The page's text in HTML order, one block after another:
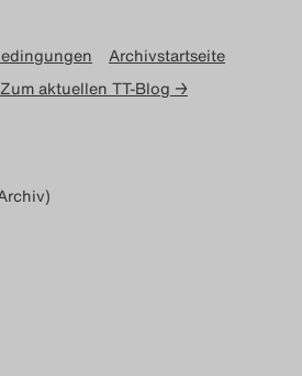
Archivstartseite
Zum aktuellen TT-Blog →